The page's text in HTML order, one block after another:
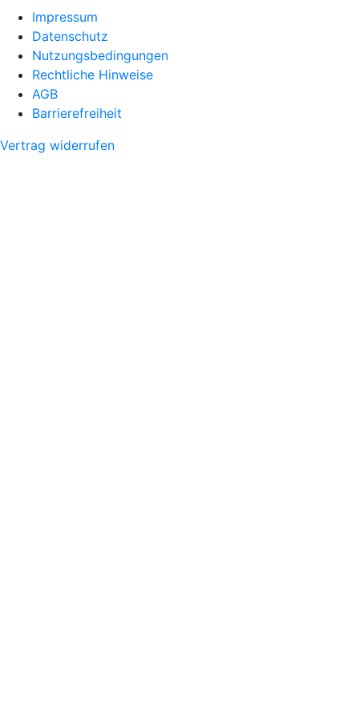
Impressum
Datenschutz
Nutzungsbedingungen
Rechtliche Hinweise
AGB
Barrierefreiheit
Vertrag widerrufen